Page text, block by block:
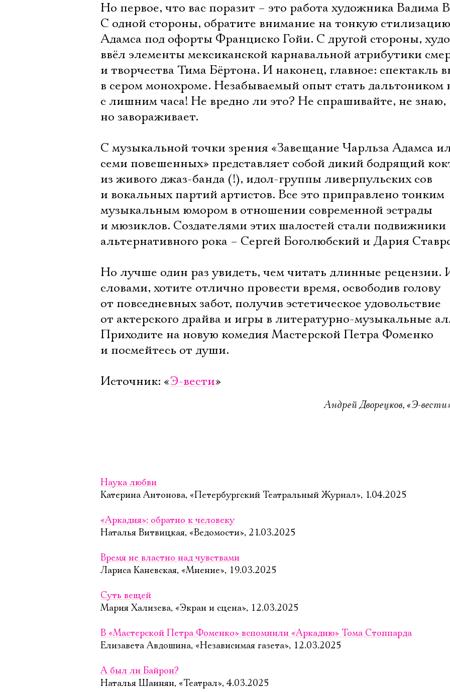
Но первое, что вас поразит – это работа художника Вадима
С одной стороны, обратите внимание на тонкую
Адамса под офорты Франциско Гойи. С другой стороны,
ввёл элементы мексиканской карнавальной атрибутики
и творчества Тима Бёртона. И наконец, главное: спектакль
в сером монохроме. Незабываемый опыт стать дальтоником
с лишним часа! Не вредно ли это? Не спрашивайте, не знаю,
но завораживает.
С музыкальной точки зрения «Завещание Чарльза Адамса
семи повешенных» представляет собой дикий бодрящий
из живого джаз-банда (!), идол-группы ливерпульских сов
и вокальных партий артистов. Все это приправлено тонким
музыкальным юмором в отношении современной эстрады
и мюзиклов. Создателями этих шалостей стали подвижники
альтернативного рока – Сергей Боголюбский и Дария
Но лучше один раз увидеть, чем читать длинные
словами, хотите отлично провести время, освободив голову
от повседневных забот, получив эстетическое удовольствие
от актерского драйва и игры в литературно-музыкальные
Приходите на новую комедия Мастерской Петра Фоменко
и посмейтесь от души.
Источник: «Э-вести»
Андрей Дворецков, «Э-
Наука любви
Катерина Антонова, «Петербургский Театральный Журнал», 1.04.2025
«Аркадия»: обратно к человеку
Наталья Витвицкая, «Ведомости», 21.03.2025
Время не властно над чувствами
Лариса Каневская, «Мнение», 19.03.2025
Суть вещей
Мария Хализева, «Экран и сцена», 12.03.2025
В «Мастерской Петра Фоменко» вспомнили «Аркадию» Тома Стоппарда
Елизавета Авдошина, «Независимая газета», 12.03.2025
А был ли Байрон?
Наталья Шаинян, «Театрал», 4.03.2025
Имя
Ознакомиться